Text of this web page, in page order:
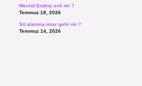
Mevlüt Erdinç evli mi ?
Temmuz 18, 2026
Sit alanına imar gelir mi ?
Temmuz 14, 2026